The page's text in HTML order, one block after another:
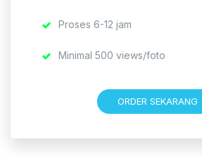
Proses 6-12 jam
Minimal 500 views/foto
ORDER SEKARANG